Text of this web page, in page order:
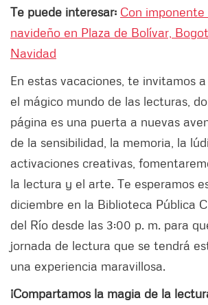
Te puede interesar: Con
navideño en Plaza de Bolívar,
Navidad
En estas vacaciones, te invitamos
el mágico mundo de las lecturas,
página es una puerta a nuevas
de la sensibilidad, la memoria, la
activaciones creativas,
la lectura y el arte. Te esperamos
diciembre en la Biblioteca Pública
del Río desde las 3:00 p. m. para
jornada de lectura que se tendrá
una experiencia maravillosa.
¡Compartamos la magia de la